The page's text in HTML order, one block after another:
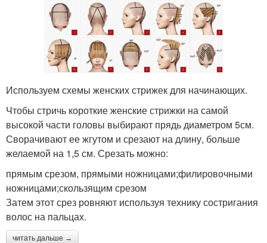
Используем схемы женских стрижек для начинающих.
Чтобы стричь короткие женские стрижки на самой
высокой части головы выбирают прядь диаметром 5см.
Сворачивают ее жгутом и срезают на длину, больше
желаемой на 1,5 см. Срезать можно:
прямым срезом, прямыми ножницами;филировочными
ножницами;скользящим срезом
Затем этот срез ровняют используя технику состригания
волос на пальцах.
читать дальше →